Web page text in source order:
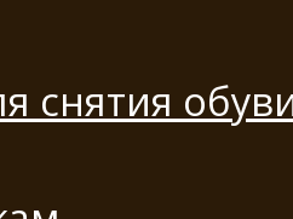
снятия